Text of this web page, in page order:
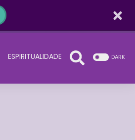
ESPIRITUALIDADE DARK